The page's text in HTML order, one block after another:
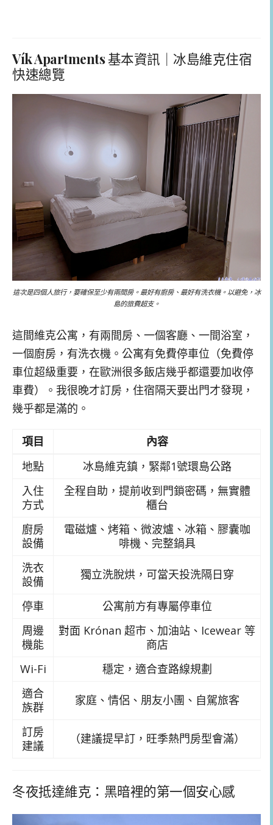
Vík Apartments基本資訊｜冰島維克住宿
快速總覽
這次是四個人旅行，要確保至少有兩間房。最好有廚房、最好有洗衣機。以避免，冰
島的旅費超支。
這間維克公寓，有兩間房、一個客廳、一間浴室，
一個廚房，有洗衣機。公寓有免費停車位（免費停
車位超級重要，在歐洲很多飯店幾乎都還要加收停
車費）。我很晚才訂房，住宿隔天要出門才發現，
幾乎都是滿的。
項目
內容
地點
冰島維克鎮，緊鄰1號環島公路
入住
方式
全程自助，提前收到門鎖密碼，無實體
櫃台
廚房
設備
電磁爐、烤箱、微波爐、冰箱、膠囊咖
啡機、完整鍋具
洗衣
設備
獨立洗脫烘，可當天投洗隔日穿
停車
公寓前方有專屬停車位
周邊
機能
對面 Krónan 超市、加油站、Icewear 等
商店
Wi-Fi
穩定，適合查路線規劃
適合
族群
家庭、情侶、朋友小團、自駕旅客
訂房
建議
（建議提早訂，旺季熱門房型會滿）
冬夜抵達維克：黑暗裡的第一個安心感